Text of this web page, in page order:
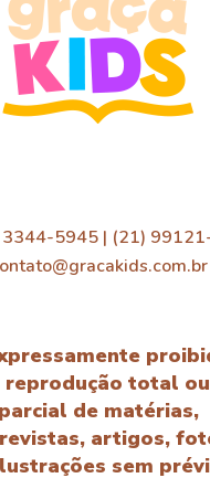
5945 | (21)
reprodução total ou
parcial de matérias,
artigos,
sem